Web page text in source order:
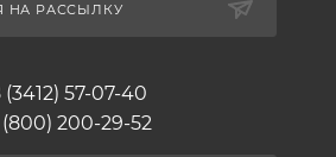
НА РАССЫЛКУ
(3412) 57-07-40
200-29-52